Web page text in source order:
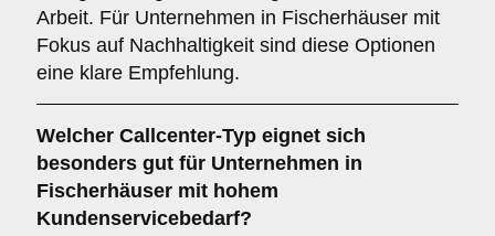
Arbeit. Für Unternehmen in Fischerhäuser mit
Fokus auf Nachhaltigkeit sind diese Optionen
eine klare Empfehlung.
Welcher Callcenter-Typ eignet sich
besonders gut für Unternehmen in
Fischerhäuser mit hohem
Kundenservicebedarf?